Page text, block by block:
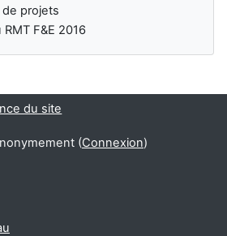
de projets
F&E 2016
du site
(Connexion)